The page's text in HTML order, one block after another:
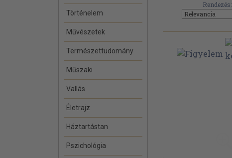
Történelem
Művészetek
Természettudomány
Műszaki
Vallás
Életrajz
Háztartástan
Pszichológia
Rendezés: